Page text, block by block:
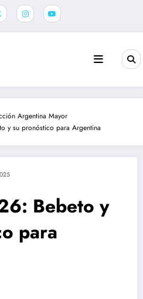
Argentina Mayor
y su pronóstico para Argentina
Bebeto y
para